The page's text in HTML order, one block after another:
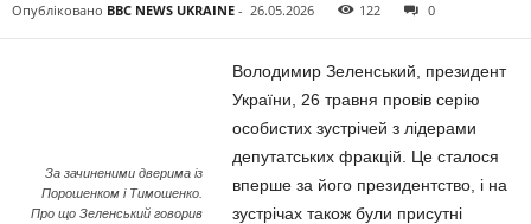
Опубліковано BBC NEWS UKRAINE - 26.05.2026 122 0
За зачиненими дверима із
Порошенком і Тимошенко.
Про що Зеленський говорив
Володимир Зеленський, президент
України, 26 травня провів серію
особистих зустрічей з лідерами
депутатських фракцій. Це сталося
вперше за його президентство, і на
зустрічах також були присутні